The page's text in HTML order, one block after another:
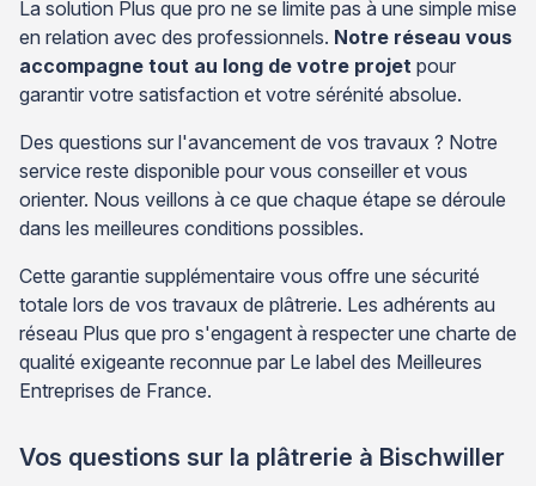
La solution Plus que pro ne se limite pas à une simple mise
en relation avec des professionnels. Notre réseau vous
accompagne tout au long de votre projet pour
garantir votre satisfaction et votre sérénité absolue.
Des questions sur l'avancement de vos travaux ? Notre
service reste disponible pour vous conseiller et vous
orienter. Nous veillons à ce que chaque étape se déroule
dans les meilleures conditions possibles.
Cette garantie supplémentaire vous offre une sécurité
totale lors de vos travaux de plâtrerie. Les adhérents au
réseau Plus que pro s'engagent à respecter une charte de
qualité exigeante reconnue par Le label des Meilleures
Entreprises de France.
Vos questions sur la plâtrerie à Bischwiller